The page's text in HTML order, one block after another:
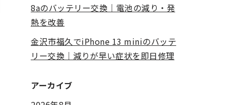
8aのバッテリー交換｜電池の減り・発
熱を改善
金沢市福久でiPhone 13 miniのバッテ
リー交換｜減りが早い症状を即日修理
アーカイブ